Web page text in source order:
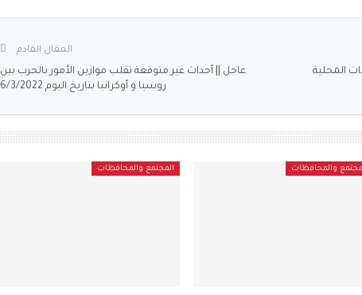
المحلية
المقال القادم
عاجل || أحداث غير متوقعة تقلب موازين الأمور بالحرب بين
روسيا و أوكرانيا بتاريخ اليوم 6/3/2022
والمحافظات المجتمع والمحافظات